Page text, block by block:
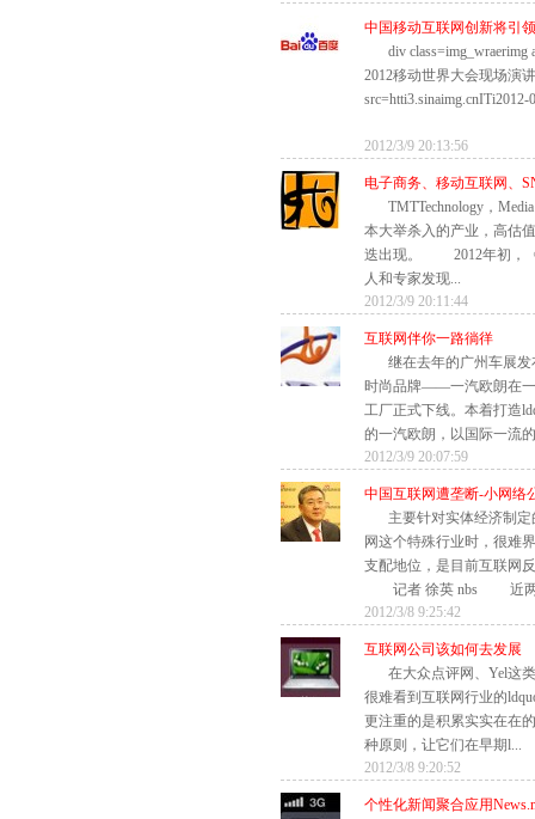
中国移动互联网创新将引
div
2012移动世界大会现场演讲
src=htti3.sinaimg.cnITi2012-
2012/3/9 20:13:56
电子商务、移动互联网、
TMTTechnology，
本大举杀入的产业，高估
迭出现。 2012年初，《
人和专家发现...
2012/3/9 20:11:44
互联网伴你一路徜徉
继在去年的广州车展
时尚品牌――一汽欧朗在
工厂正式下线。本着打造
的一汽欧朗，以国际一流
2012/3/9 20:07:59
中国互联网遭垄断-小网络
主要针对实体经济制
网这个特殊行业时，很难
支配地位，是目前互联网
记者 徐英 nbs 近两
2012/3/8 9:25:42
互联网公司该如何去发展
在大众点评网、Yel这
很难看到互联网行业的
更注重的是积累实实在在
种原则，让它们在早期l...
2012/3/8 9:20:52
个性化新闻聚合应用